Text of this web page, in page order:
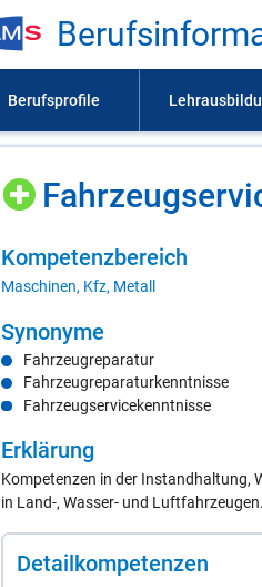
Kom­pe­tenz­be­reich
Maschinen, Kfz, Metall
Syn­ony­me
Fahrzeugreparatur
Fahrzeugreparaturkenntnisse
Fahrzeugservicekenntnisse
Er­klä­rung
Kompetenzen in der Instandhaltung,
in Land-, Wasser- und Luftfahrzeugen.
De­tail­kom­pe­ten­zen